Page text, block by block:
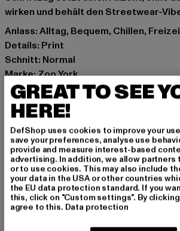
wirken und behält den Streetwear-
Anlass: Alltag, Bequem, Chillen,
Details: Print
Schnitt: Normal
Marke: Zoo York
Kat.: T-Shirts
Farbe: weiß
Hersteller Farbe: white
Materialzusammensetzung: 100%
Art.Nr: ZY006-00220
Hersteller: TB International GmbH |
Dr.-Robert-Murjahn-Straße 7 | 64372
DE
GREAT TO SEE
HERE!
DefShop uses cookies to improve your
save your preferences, analyse use
provide and measure interest-based
advertising. In addition, we allow partners
or to use cookies. This may also include
your data in the USA or other countries
the EU data protection standard. If you
this, click on "Custom settings". By
agree to this. Data protection